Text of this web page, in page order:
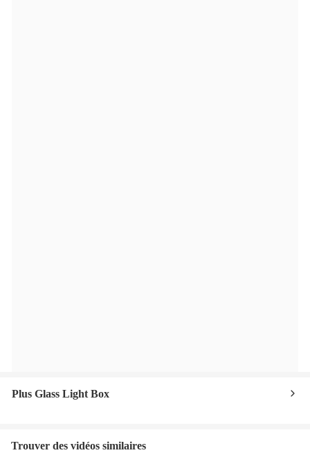
Plus Glass Light Box
Trouver des vidéos similaires